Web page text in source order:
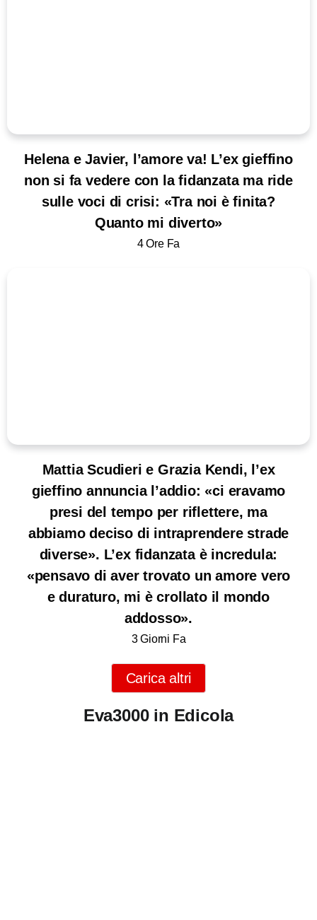
Helena e Javier, l’amore va! L’ex gieffino
non si fa vedere con la fidanzata ma ride
sulle voci di crisi: «Tra noi è finita?
Quanto mi diverto»
4 Ore Fa
Mattia Scudieri e Grazia Kendi, l’ex
gieffino annuncia l’addio: «ci eravamo
presi del tempo per riflettere, ma
abbiamo deciso di intraprendere strade
diverse». L’ex fidanzata è incredula:
«pensavo di aver trovato un amore vero
e duraturo, mi è crollato il mondo
addosso».
3 Giorni Fa
Carica altri
Eva3000 in Edicola